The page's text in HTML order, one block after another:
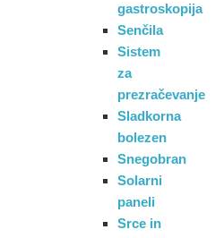
gastroskopija
Senčila
Sistem
za
prezračevanje
Sladkorna
bolezen
Snegobran
Solarni
paneli
Srce in